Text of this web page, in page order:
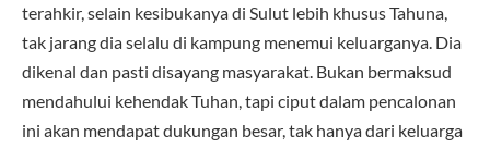
terahkir, selain kesibukanya di Sulut lebih khusus Tahuna,
tak jarang dia selalu di kampung menemui keluarganya. Dia
dikenal dan pasti disayang masyarakat. Bukan bermaksud
mendahului kehendak Tuhan, tapi ciput dalam pencalonan
ini akan mendapat dukungan besar, tak hanya dari keluarga